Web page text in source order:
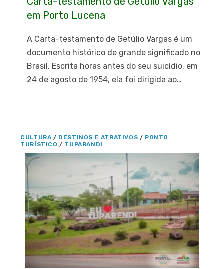
em Porto Lucena
A Carta-testamento de Getúlio Vargas é um
documento histórico de grande significado no
Brasil. Escrita horas antes do seu suicídio, em
24 de agosto de 1954, ela foi dirigida ao…
CULTURA/ DESTINOS E ATRATIVOS / PONTO
TURÍSTICO / TUPARANDI